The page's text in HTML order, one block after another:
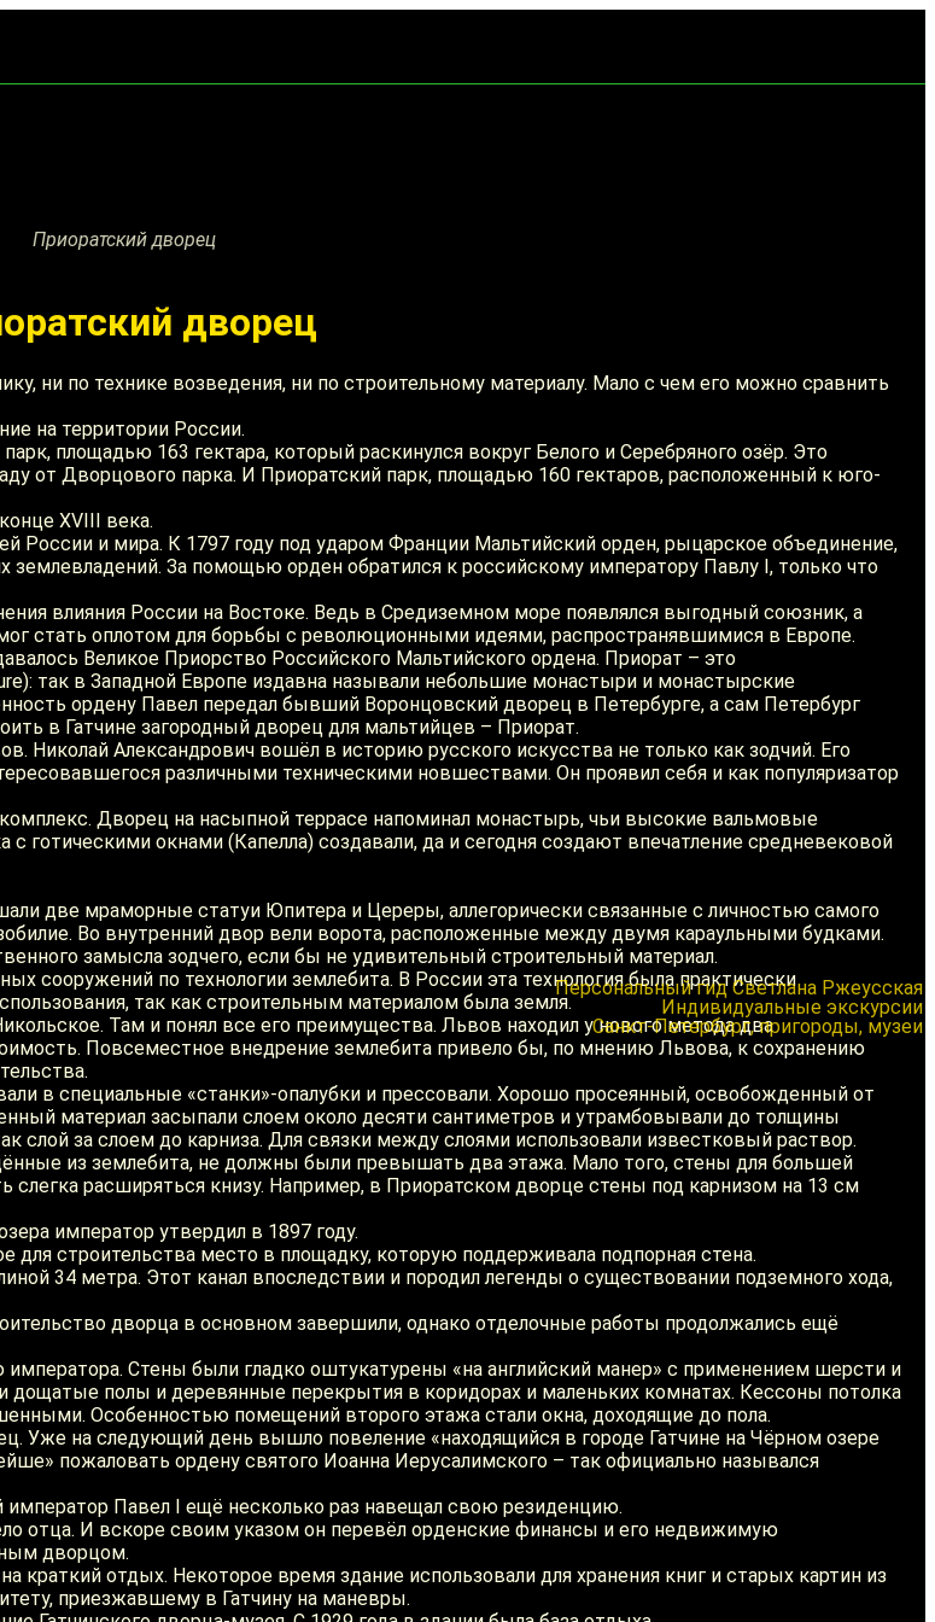
Приоратский дворец
дворец
ни по технике возведения, ни по строительному материалу. Мало с чем его можно сравнить
на территории России.
площадью 163 гектара, который раскинулся вокруг Белого и Серебряного озёр. Это
от Дворцового парка. И Приоратский парк, площадью 160 гектаров, расположенный к юго-
XVIII века.
России и мира. К 1797 году под ударом Франции Мальтийский орден, рыцарское объединение,
За помощью орден обратился к российскому императору Павлу I, только что
влияния России на Востоке. Ведь в Средиземном море появлялся выгодный союзник, а
стать оплотом для борьбы с революционными идеями, распространявшимися в Европе.
Великое Приорство Российского Мальтийского ордена. Приорат – это
так в Западной Европе издавна называли небольшие монастыри и монастырские
ордену Павел передал бывший Воронцовский дворец в Петербурге, а сам Петербург
в Гатчине загородный дворец для мальтийцев – Приорат.
Николай Александрович вошёл в историю русского искусства не только как зодчий. Его
различными техническими новшествами. Он проявил себя и как популяризатор
Дворец на насыпной террасе напоминал монастырь, чьи высокие вальмовые
окнами (Капелла) создавали, да и сегодня создают впечатление средневековой
две мраморные статуи Юпитера и Цереры, аллегорически связанные с личностью самого
Во внутренний двор вели ворота, расположенные между двумя караульными будками.
замысла зодчего, если бы не удивительный строительный материал.
сооружений по технологии землебита. В России эта технология была практически
так как строительным материалом была земля.
Там и понял все его преимущества. Львов находил у нового метода два
Повсеместное внедрение землебита привело бы, по мнению Львова, к сохранению
в специальные «станки»-опалубки и прессовали. Хорошо просеянный, освобожденный от
материал засыпали слоем около десяти сантиметров и утрамбовывали до толщины
за слоем до карниза. Для связки между слоями использовали известковый раствор.
из землебита, не должны были превышать два этажа. Мало того, стены для большей
расширяться книзу. Например, в Приоратском дворце стены под карнизом на 13 см
император утвердил в 1897 году.
для строительства место в площадку, которую поддерживала подпорная стена.
34 метра. Этот канал впоследствии и породил легенды о существовании подземного хода,
дворца в основном завершили, однако отделочные работы продолжались ещё
Стены были гладко оштукатурены «на английский манер» с применением шерсти и
полы и деревянные перекрытия в коридорах и маленьких комнатах. Кессоны потолка
Особенностью помещений второго этажа стали окна, доходящие до пола.
Уже на следующий день вышло повеление «находящийся в городе Гатчине на Чёрном озере
пожаловать ордену святого Иоанна Иерусалимского – так официально назывался
император Павел I ещё несколько раз навещал свою резиденцию.
отца. И вскоре своим указом он перевёл орденские финансы и его недвижимую
дворцом.
отдых. Некоторое время здание использовали для хранения книг и старых картин из
приезжавшему в Гатчину на маневры.